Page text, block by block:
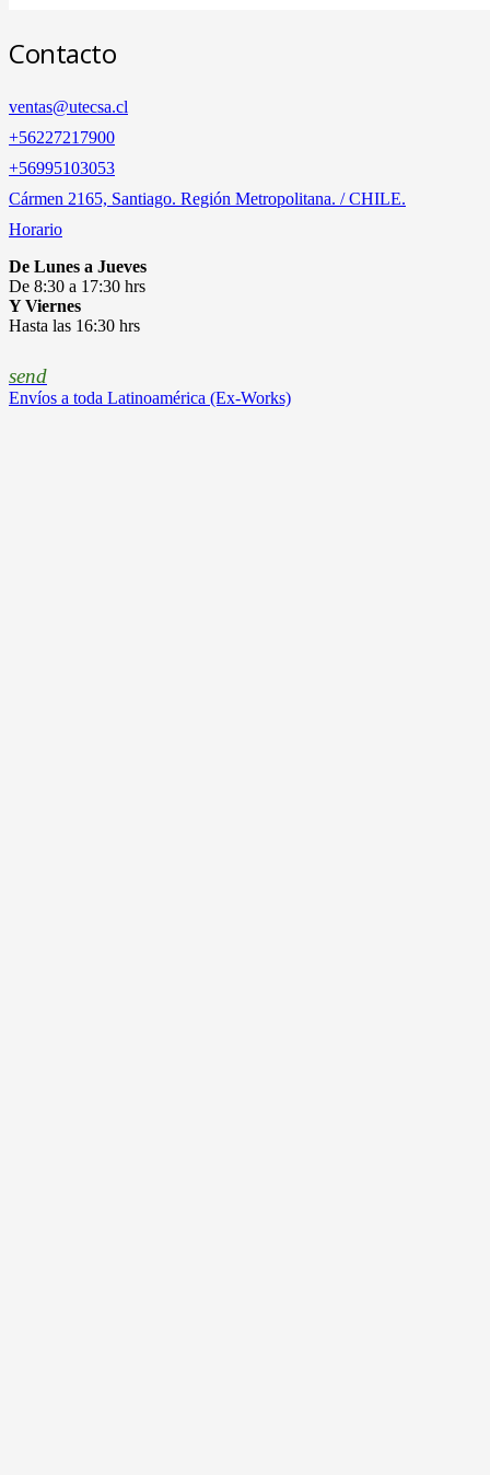
Contacto
ventas@utecsa.cl
+56227217900
‎+56995103053
Cármen 2165, Santiago. Región Metropolitana. / CHILE.
Horario
De Lunes a Jueves
De 8:30 a 17:30 hrs
Y Viernes
Hasta las 16:30 hrs
send
Envíos a toda Latinoamérica (Ex-Works)